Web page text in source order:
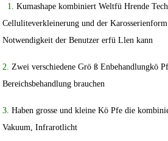
1. Kumashape kombiniert Weltfü Hrende
Celluliteverkleinerung und der
Notwendigkeit der Benutzer erfü Llen kann
2.Zwei verschiedene Grö ß Enbehandlungkö
Bereichsbehandlung brauchen
3. Haben grosse und kleine Kö Pfe die
Vakuum, Infrarotlicht